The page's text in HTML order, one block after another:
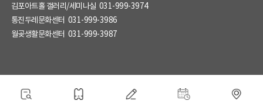
김포아트홀 갤러리/세미나실 031-999-3974
통진두레문화센터 031-999-3986
월곶생활문화센터 031-999-3987